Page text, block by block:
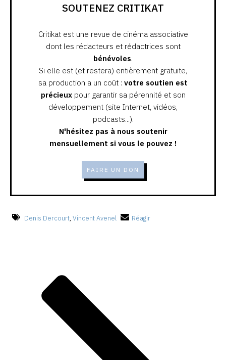
SOUTENEZ CRITIKAT
Critikat est une revue de cinéma associative
dont les rédacteurs et rédactrices sont
bénévoles.
Si elle est (et restera) entièrement gratuite,
sa production a un coût : votre soutien est
précieuxpour garantir sa pérennité et son
développement (site Internet, vidéos,
podcasts...).
N'hésitez pas à nous soutenir
mensuellement si vous le pouvez !
FAIRE UN DON
Denis Dercourt, Vincent Avenel Réagir